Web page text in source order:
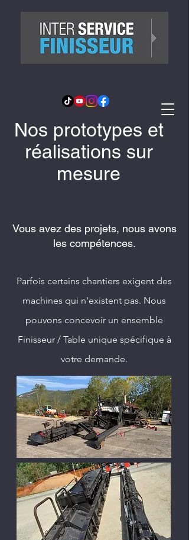
Nos prototypes et
réalisations sur
mesure
Vous avez des projets, nous avons
les compétences.
Parfois certains chantiers exigent des
machines qui n'existent pas. Nous
pouvons concevoir un ensemble
Finisseur / Table unique spécifique à
votre demande.